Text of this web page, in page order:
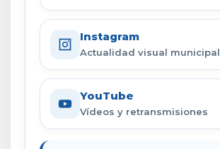
Instagram
Actualidad visual municipal
YouTube
Vídeos y retransmisiones